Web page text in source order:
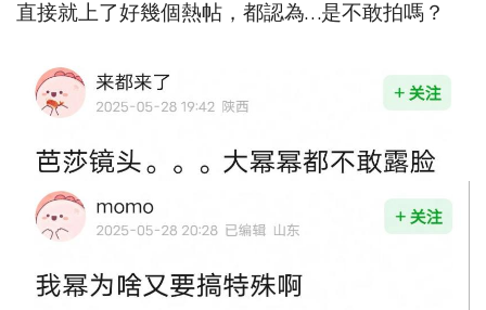
直接就上了好幾個熱帖，都認為…是不敢拍嗎？